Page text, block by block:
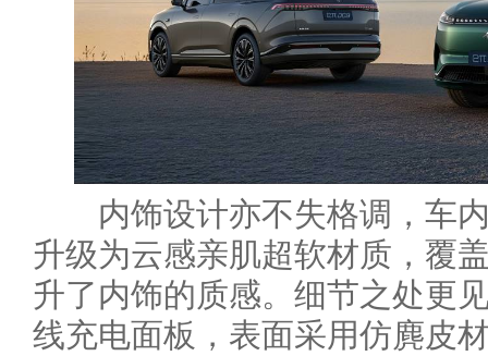
内饰设计亦不失格调，车内
升级为云感亲肌超软材质，覆
升了内饰的质感。细节之处更
线充电面板，表面采用仿麂皮